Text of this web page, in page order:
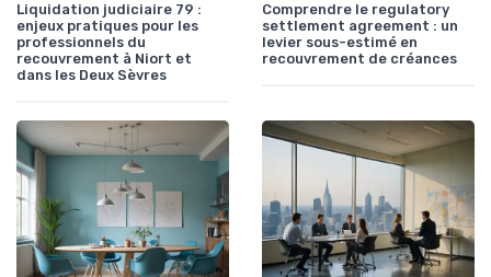
Liquidation judiciaire 79 :
enjeux pratiques pour les
professionnels du
recouvrement à Niort et
dans les Deux Sèvres
Comprendre le regulatory
settlement agreement : un
levier sous-estimé en
recouvrement de créances